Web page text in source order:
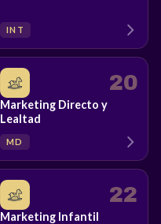
INT
20
Marketing Directo y
Lealtad
MD
22
Marketing Infantil